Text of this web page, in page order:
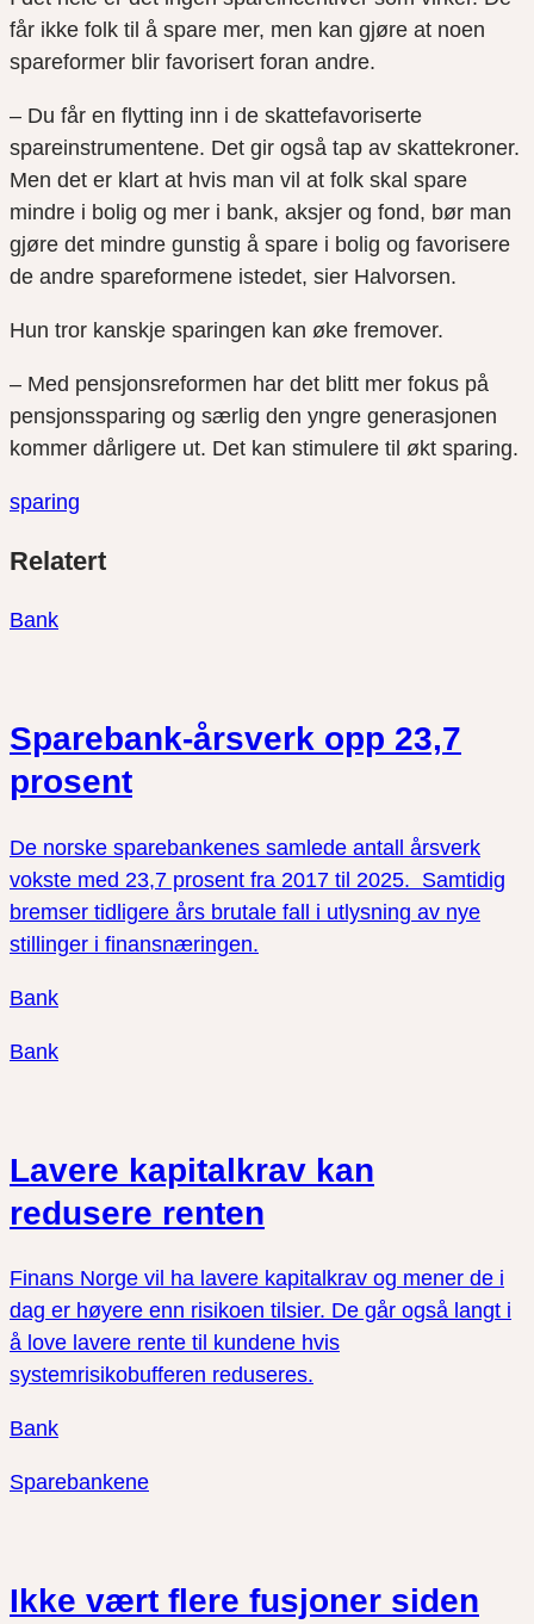
får ikke folk til å spare mer, men kan gjøre at noen
spareformer blir favorisert foran andre.
– Du får en flytting inn i de skattefavoriserte
spareinstrumentene. Det gir også tap av skattekroner.
Men det er klart at hvis man vil at folk skal spare
mindre i bolig og mer i bank, aksjer og fond, bør man
gjøre det mindre gunstig å spare i bolig og favorisere
de andre spareformene istedet, sier Halvorsen.
Hun tror kanskje sparingen kan øke fremover.
– Med pensjonsreformen har det blitt mer fokus på
pensjonssparing og særlig den yngre generasjonen
kommer dårligere ut. Det kan stimulere til økt sparing.
sparing
link
på
på
Relatert
Bank
Sparebank-årsverk opp 23,7
prosent
De norske sparebankenes samlede antall årsverk
vokste med 23,7 prosent fra 2017 til 2025. Samtidig
bremser tidligere års brutale fall i utlysning av nye
stillinger i finansnæringen.
Bank
Bank
Lavere kapitalkrav kan
redusere renten
Finans Norge vil ha lavere kapitalkrav og mener de i
dag er høyere enn risikoen tilsier. De går også langt i
å love lavere rente til kundene hvis
systemrisikobufferen reduseres.
Bank
Sparebankene
Ikke vært flere fusjoner siden